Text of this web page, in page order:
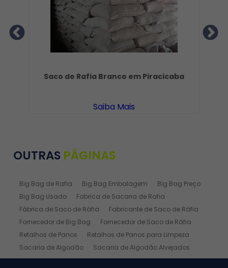
Saco de Rafia Branco em Piracicaba
Saiba Mais
OUTRAS PÁGINAS
Big Bag de Rafia Big Bag Embalagem
Big Bag Preço
Big Bag Usado
Fabrica de Sacaria de Rafia
Fábrica de Saco de Ráfia
Fabricante de Saco de Ráfia
Fornecedor de Big Bag
Fornecedor de Saco de Ráfia
Retalhos de Panos
Retalhos de Panos para Limpeza
Sacaria de Algodão
Sacaria de Algodão Alvejados
Sacaria de Ráfia
Sacaria de Rafia Laminada